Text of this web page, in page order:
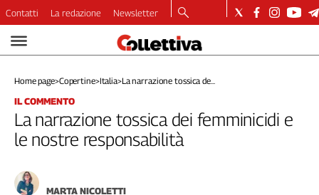
Video
Dirette
Longform
Copertine
Economia
Ambiente
Contatti La redazione Newsletter
Home page>Copertine>Italia>La narrazione tossica de...
IL COMMENTO
La narrazione tossica dei femminicidi e
le nostre responsabilità
MARTA NICOLETTI